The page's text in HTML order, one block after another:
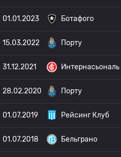
01.01.2023 Ботафого
15.03.2022 Порту
31.12.2021 Интернасьональ
28.02.2020 Порту
01.07.2019 Рейсинг Клуб
01.07.2018 Бельграно